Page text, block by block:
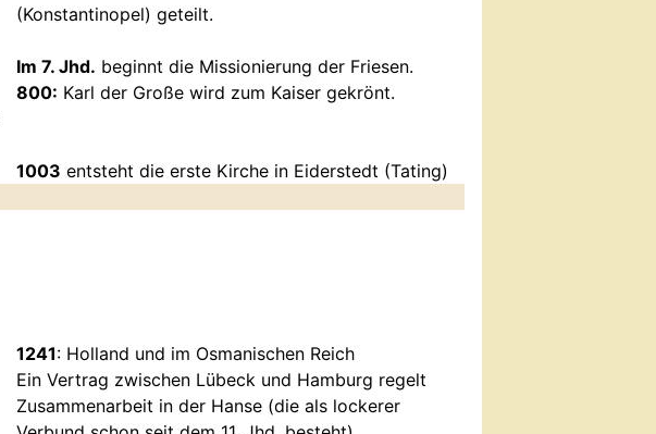
(Konstantinopel) geteilt.
Im 7. Jhd. beginnt die Missionierung der Friesen.
800: Karl der Große wird zum Kaiser gekrönt.
1003 entsteht die erste Kirche in Eiderstedt (Tating)
1241: Holland und im Osmanischen Reich
Ein Vertrag zwischen Lübeck und Hamburg regelt
Zusammenarbeit in der Hanse (die als lockerer